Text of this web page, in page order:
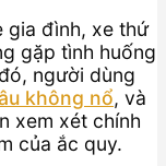
gia đình, xe thứ
gặp tình huống
người dùng
không nổ, và
xem xét chính
của ắc quy.